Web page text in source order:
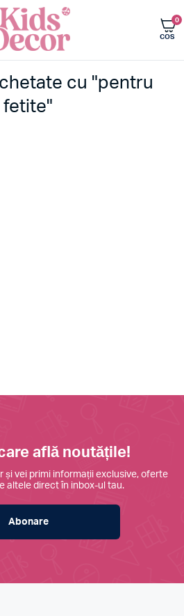
COS
0
cu "pentru
fetite"
află noutățile!
și vei primi informații exclusive, oferte
altele direct în inbox-ul tau.
Abonare